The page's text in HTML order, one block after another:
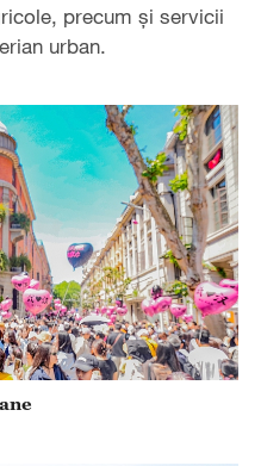
precum și servicii
urban.